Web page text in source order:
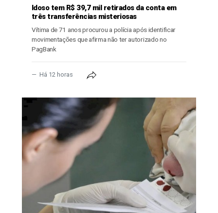
Idoso tem R$ 39,7 mil retirados da conta em
três transferências misteriosas
Vítima de 71 anos procurou a polícia após identificar
movimentações que afirma não ter autorizado no
PagBank
Há 12 horas